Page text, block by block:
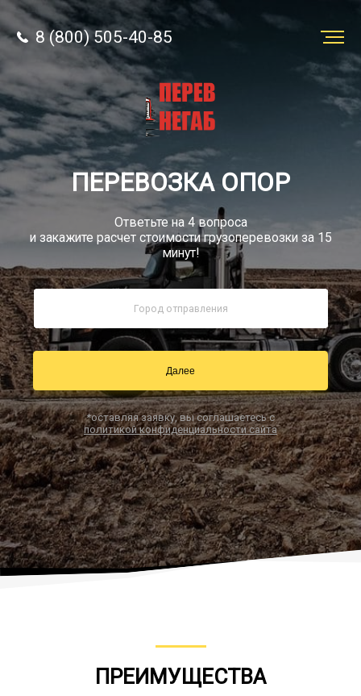
8 (800) 505-40-85
Звонок по России бесплатно
sale@simtruck-negabarit.ru
Заказать звонок
Заказать
перевозку
Грузы
8 (800) 505-40-85
ПЕРЕВОЗКА ОПОР
Ответьте на 4 вопроса
и закажите расчет стоимости грузоперевозки за 15
минут!
Далее
*оставляя заявку, вы соглашаетесь с
политикой конфиденциальности сайта
ПРЕИМУЩЕСТВА